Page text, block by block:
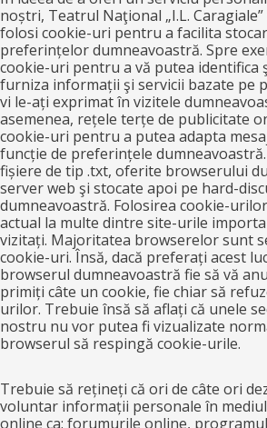
noștri, Teatrul Naţional „I.L.
folosi cookie-uri pentru a facilita
preferințelor dumneavoastră. Spre
cookie-uri pentru a vă putea identifica
furniza informații şi servicii bazate pe
vi le-ați exprimat în vizitele
asemenea, rețele terțe de publicitate
cookie-uri pentru a putea adapta
funcție de preferințele
fișiere de tip .txt, oferite browserului
server web şi stocate apoi pe hard-
dumneavoastră. Folosirea cookie-
actual la multe dintre site-urile
vizitați. Majoritatea browserelor sunt
cookie-uri. Însă, dacă preferați acest
browserul dumneavoastră fie să vă
primiți câte un cookie, fie chiar să
urilor. Trebuie însă să aflați că unele
nostru nu vor putea fi vizualizate
browserul să respingă cookie-urile.
Trebuie să rețineți că ori de câte ori
voluntar informații personale în
online ca: forumurile online,